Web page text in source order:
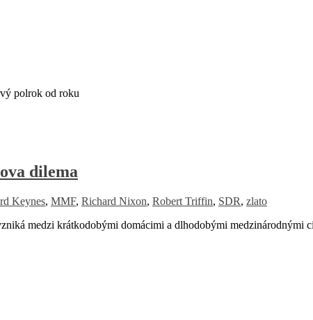
polrok od roku
dilema
Keynes, MMF, Richard Nixon, Robert Triffin, SDR, zlato
medzi krátkodobými domácimi a dlhodobými medzinárodnými